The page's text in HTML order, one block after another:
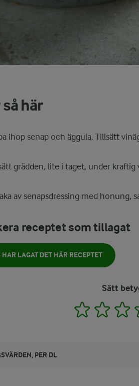
så här
ihop senap och äggula. Tillsätt
grädden, lite i taget, under kraftig
av senapsdressing med honung,
receptet som tillagat
HAR LAGAT DET HÄR RECEPTET
Sätt
1 2 3
PER DL